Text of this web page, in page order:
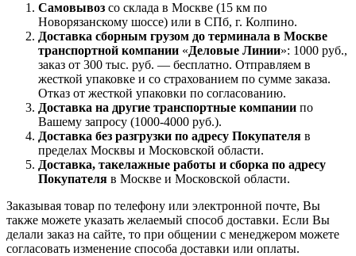
Самовывоз со склада в Москве (15 км по
Новорязанскому шоссе) или в СПб, г. Колпино.
Доставка сборным грузом до терминала в Москве
транспортной компании «Деловые Линии»: 1000 руб.,
заказ от 300 тыс. руб. — бесплатно. Отправляем в
жесткой упаковке и со страхованием по сумме заказа.
Отказ от жесткой упаковки по согласованию.
Доставка на другие транспортные компании по
Вашему запросу (1000-4000 руб.).
Доставка без разгрузки по адресу Покупателя в
пределах Москвы и Московской области.
Доставка, такелажные работы и сборка по адресу
Покупателя в Москве и Московской области.
Заказывая товар по телефону или электронной почте, Вы
также можете указать желаемый способ доставки. Если Вы
делали заказ на сайте, то при общении с менеджером можете
согласовать изменение способа доставки или оплаты.